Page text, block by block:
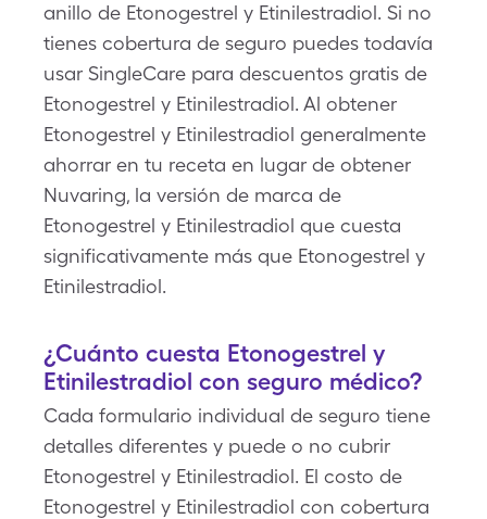
anillo de Etonogestrel y Etinilestradiol. Si no
tienes cobertura de seguro puedes todavía
usar SingleCare para descuentos gratis de
Etonogestrel y Etinilestradiol. Al obtener
Etonogestrel y Etinilestradiol generalmente
ahorrar en tu receta en lugar de obtener
Nuvaring, la versión de marca de
Etonogestrel y Etinilestradiol que cuesta
significativamente más que Etonogestrel y
Etinilestradiol.
¿Cuánto cuesta Etonogestrel y
Etinilestradiol con seguro médico?
Cada formulario individual de seguro tiene
detalles diferentes y puede o no cubrir
Etonogestrel y Etinilestradiol. El costo de
Etonogestrel y Etinilestradiol con cobertura